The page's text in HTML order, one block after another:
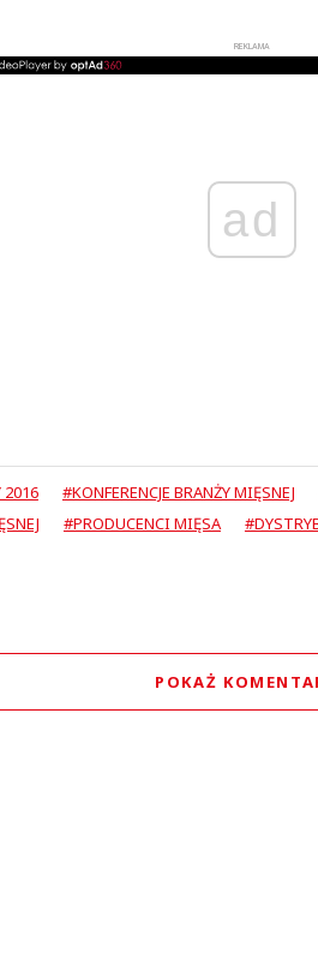
REKLAMA
ad
2016 #KONFERENCJE BRANŻY MIĘSNEJ
#PRODUCENCI MIĘSA
POKAŻ